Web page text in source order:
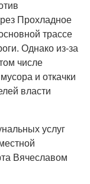
Прохладное
трассе
Однако из-за
числе
и откачки
власти
услуг
Вячеславом